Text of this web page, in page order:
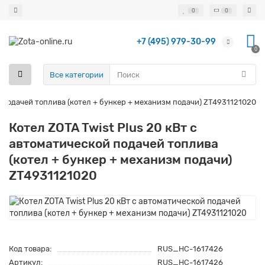
0 0
+7 (495) 979-30-99
0
Все категории
топлива (котел + бункер + механизм подачи) ZT4931121020
Котел ZOTA Twist Plus 20 кВт с
автоматической подачей топлива
(котел + бункер + механизм подачи)
ZT4931121020
Код товара:
RUS_НС-1617426
Артикул:
RUS_НС-1617426